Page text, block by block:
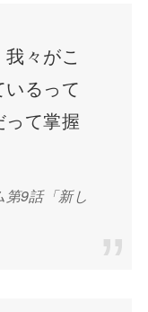
々がこ
るって
って掌握
第9話「新し